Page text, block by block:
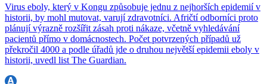
Virus eboly, který v Kongu způsobuje jednu z nejhorších epidemií v
historii, by mohl mutovat, varují zdravotníci. Afričtí odborníci proto
plánují výrazně rozšířit zásah proti nákaze, včetně vyhledávání
pacientů přímo v domácnostech. Počet potvrzených případů už
překročil 4000 a podle úřadů jde o druhou největší epidemii eboly v
historii, uvedl list The Guardian.